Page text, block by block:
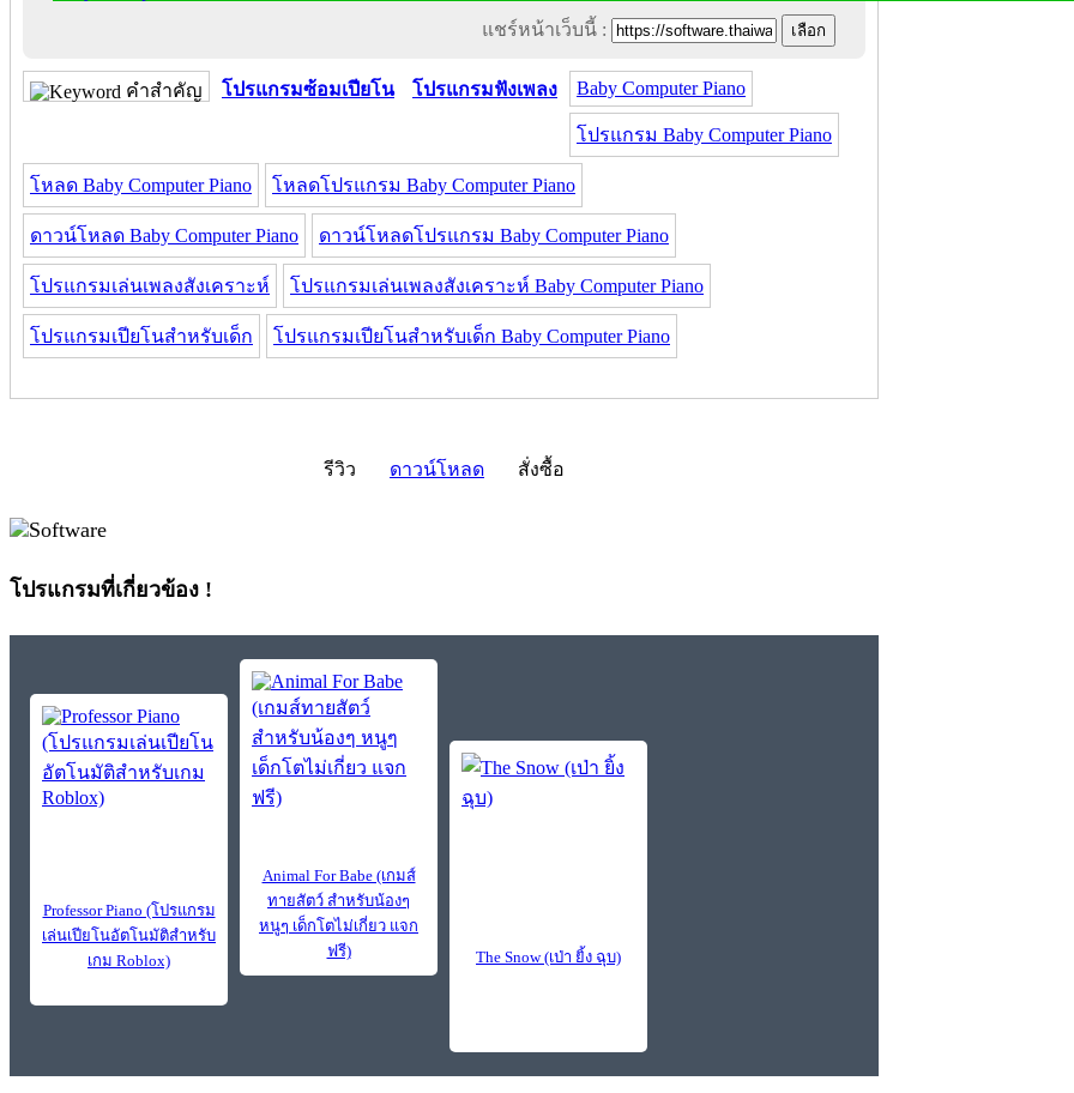
แชร์หน้าเว็บนี้ :
คำสำคัญ โปรแกรมซ้อมเปียโน โปรแกรมฟังเพลง Baby Computer Piano
โปรแกรม Baby Computer Piano
โหลด Baby Computer Piano โหลดโปรแกรม Baby Computer Piano
ดาวน์โหลด Baby Computer Piano ดาวน์โหลดโปรแกรม Baby Computer Piano
โปรแกรมเล่นเพลงสังเคราะห์ โปรแกรมเล่นเพลงสังเคราะห์ Baby Computer Piano
โปรแกรมเปียโนสำหรับเด็ก โปรแกรมเปียโนสำหรับเด็ก Baby Computer Piano
รีวิว ดาวน์โหลด สั่งซื้อ
โปรแกรมที่เกี่ยวข้อง !
Professor Piano (โปรแกรม
เล่นเปียโนอัตโนมัติสำหรับ
เกม Roblox)
Animal For Babe (เกมส์
ทายสัตว์ สำหรับน้องๆ
หนูๆ เด็กโตไม่เกี่ยว แจก
ฟรี)
The Snow (เป่า ยิ้ง ฉุบ)